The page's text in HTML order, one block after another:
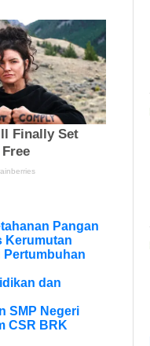
Pangan
Kerumutan
Pertumbuhan
dan
SMP Negeri
CSR BRK